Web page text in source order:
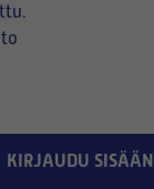
KIRJAUDU SISÄÄN